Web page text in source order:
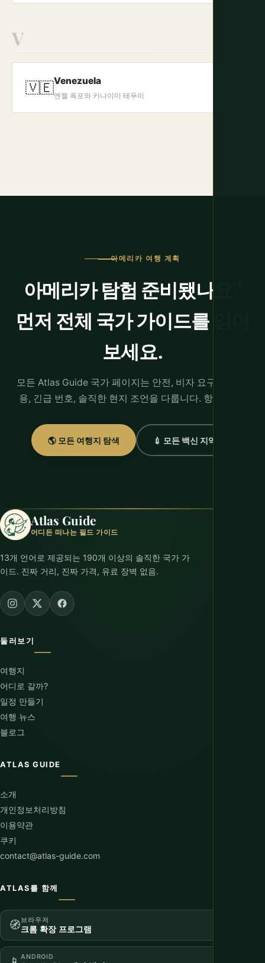
V
🇻🇪Venezuela
엔젤 폭포와 카나이마 테푸이
아메리카 여행 계획
아메리카 탐험 준비됐나요?
먼저 전체 국가 가이드를 읽어
보세요.
모든 Atlas Guide 국가 페이지는 안전, 비자 요구사항, 비
용, 긴급 번호, 솔직한 현지 조언을 다룹니다. 항상 무료.
🌎 모든 여행지 탐색 💉 모든 백신 지역
Atlas Guide
어디든 떠나는 필드 가이드
13개 언어로 제공되는 190개 이상의 솔직한 국가 가
이드. 진짜 거리, 진짜 가격, 유료 장벽 없음.
둘러보기
여행지
어디로 갈까?
일정 만들기
여행 뉴스
블로그
ATLAS GUIDE
소개
개인정보처리방침
이용약관
쿠키
contact@atlas-guide.com
ATLAS를 함께
🧭브라우저
크롬 확장 프로그램
ANDROID